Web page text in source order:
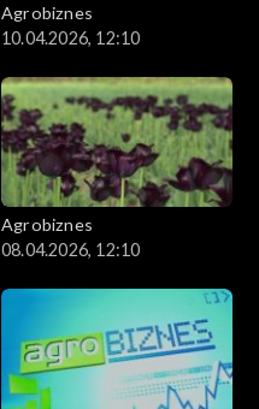
Agrobiznes
10.04.2026, 12:10
Agrobiznes
08.04.2026, 12:10